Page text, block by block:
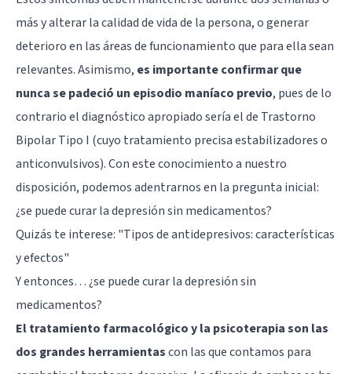
más y alterar la calidad de vida de la persona, o generar
deterioro en las áreas de funcionamiento que para ella sean
relevantes. Asimismo, es importante confirmar que
nunca se padeció un episodio maníaco previo, pues de lo
contrario el diagnóstico apropiado sería el de Trastorno
Bipolar Tipo I (cuyo tratamiento precisa estabilizadores o
anticonvulsivos). Con este conocimiento a nuestro
disposición, podemos adentrarnos en la pregunta inicial:
¿se puede curar la depresión sin medicamentos?
Quizás te interese: "Tipos de antidepresivos: características
y efectos"
Y entonces… ¿se puede curar la depresión sin
medicamentos?
El tratamiento farmacológico y la psicoterapia son las
dos grandes herramientascon las que contamos para